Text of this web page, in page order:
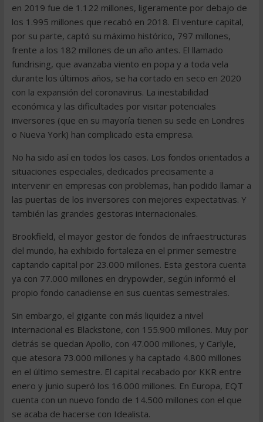
en 2019 fue de 1.122 millones, ligeramente por debajo de
los 1.995 millones que recabó en 2018. El venture capital,
por su parte, captó su máximo histórico, 797 millones,
frente a los 182 millones de un año antes. El llamado
fundrising, que avanzaba viento en popa y a toda vela
durante los últimos años, se ha cortado en seco en 2020
con la expansión del coronavirus. La inestabilidad
económica y las dificultades por visitar potenciales
inversores (que en su mayoría tienen su sede en Londres
o Nueva York) han complicado esta empresa.
No ha sido así en todos los casos. Los fondos orientados a
situaciones especiales, dedicados precisamente a
intervenir en empresas con problemas, han podido llamar a
las puertas de los inversores con mejores expectativas. Y
también las grandes gestoras internacionales.
Brookfield, el mayor gestor de fondos de infraestructuras
del mundo, ha exhibido fortaleza en el primer semestre
captando capital por 23.000 millones. Esta gestora cuenta
ya con 77.000 millones en drypowder, según informó el
propio fondo canadiense en sus cuentas semestrales.
Sin embargo, el gigante con más liquidez a nivel
internacional es Blackstone, con 155.900 millones. Muy por
detrás se quedan Apollo, con 47.000 millones, y Carlyle,
que atesora 73.000 millones y ha captado 4.800 millones
en el último semestre. El capital recabado por KKR entre
enero y junio superó los 16.000 millones. En Europa, EQT
cuenta con un nuevo fondo de 14.500 millones con el que
se acaba de hacerse con Idealista.